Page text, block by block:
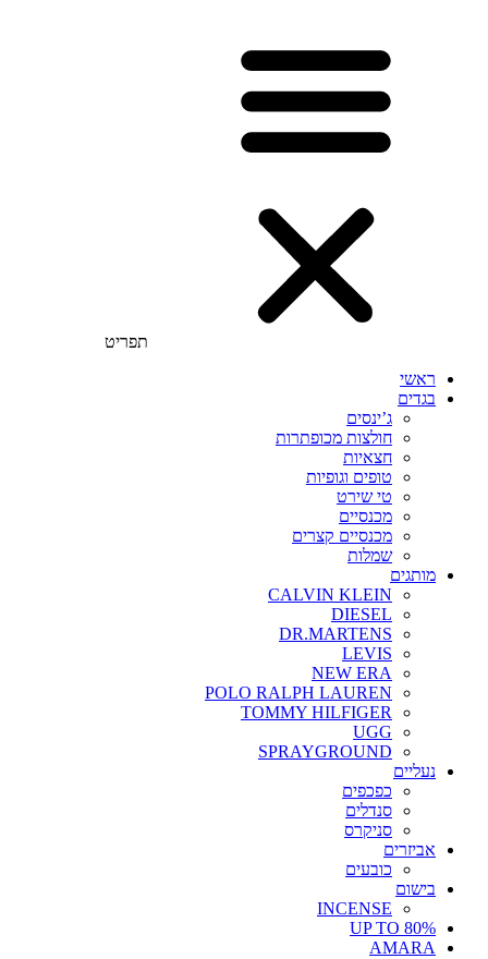
תפריט
ראשי
בגדים
ג’ינסים
חולצות מכופתרות
חצאיות
טופים וגופיות
טי שירט
מכנסיים
מכנסיים קצרים
שמלות
מותגים
CALVIN KLEIN
DIESEL
DR.MARTENS
LEVIS
NEW ERA
POLO RALPH LAUREN
TOMMY HILFIGER
UGG
SPRAYGROUND
נעליים
כפכפים
סנדלים
סניקרס
אביזרים
כובעים
בישום
INCENSE
UP TO 80%
AMARA